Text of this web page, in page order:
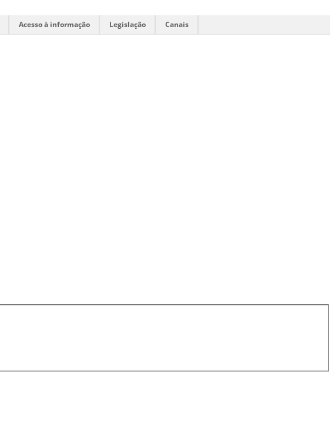
Acesso à informação Legislação Canais